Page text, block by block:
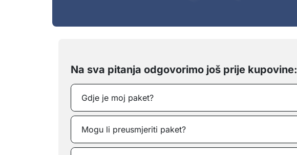
Na sva pitanja odgovorimo još prije kupovine:
Gdje je moj paket?
Mogu li preusmjeriti paket?